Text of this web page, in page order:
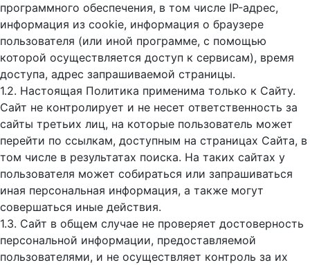
программного обеспечения, в том числе IP-адрес,
информация из cookie, информация о браузере
пользователя (или иной программе, с помощью
которой осуществляется доступ к cервисам), время
доступа, адрес запрашиваемой страницы.
1.2. Настоящая Политика применима только к Сайту.
Сайт не контролирует и не несет ответственность за
сайты третьих лиц, на которые пользователь может
перейти по ссылкам, доступным на страницах Сайта, в
том числе в результатах поиска. На таких сайтах у
пользователя может собираться или запрашиваться
иная персональная информация, а также могут
совершаться иные действия.
1.3. Сайт в общем случае не проверяет достоверность
персональной информации, предоставляемой
пользователями, и не осуществляет контроль за их